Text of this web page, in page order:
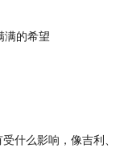
什么影响，像吉利、